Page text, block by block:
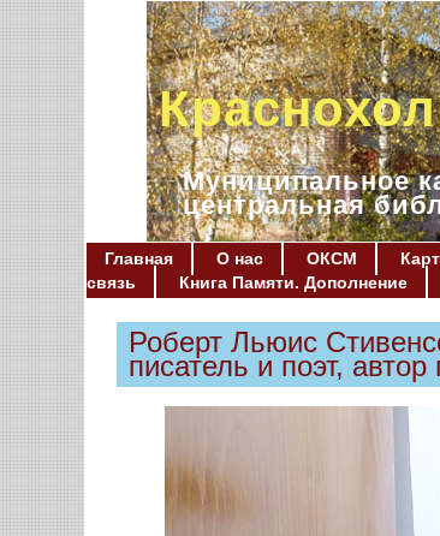
Муниципальное
центральная
Главная О нас ОКСМ
связь
Книга Памяти. Дополнение
Роберт Льюис
писатель и поэт,